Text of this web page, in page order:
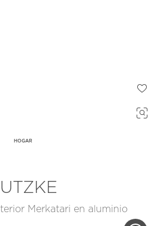
HOGAR
Merkatari en aluminio